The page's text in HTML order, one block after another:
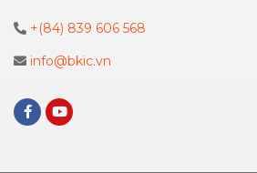
+(84) 839 606 568
info@bkic.vn